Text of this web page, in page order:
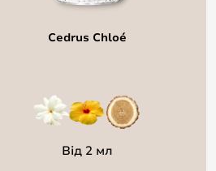
Cedrus Chloé
Від 2 мл